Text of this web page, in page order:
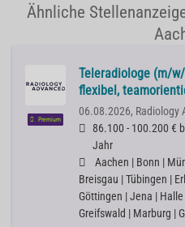
Ähnliche
Premium
Teleradiologe (m/
flexibel,
06.08.2026, Radiology
86.100 - 100.200 €
Jahr
Aachen | Bonn |
Breisgau | Tübingen |
Göttingen | Jena |
Greifswald | Marburg |